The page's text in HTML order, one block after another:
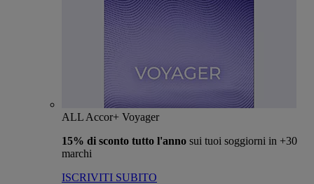
ALL Accor+ Voyager
15% di sconto tutto l'anno sui tuoi soggiorni in +30
marchi
ISCRIVITI SUBITO